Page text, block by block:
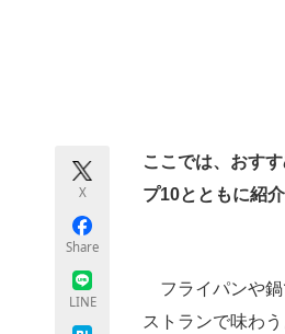
ITエンジニア向
モノづくり技術
X
Share
LINE
ここでは、おす
プ10とともに紹介
フライパンや鍋
ストランで味わ